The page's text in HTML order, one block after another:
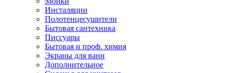
Инсталяции
Полотенцесушители
Бытовая сантехника
Писсуары
Бытовая и проф. химия
Экраны для ванн
Дополнительное